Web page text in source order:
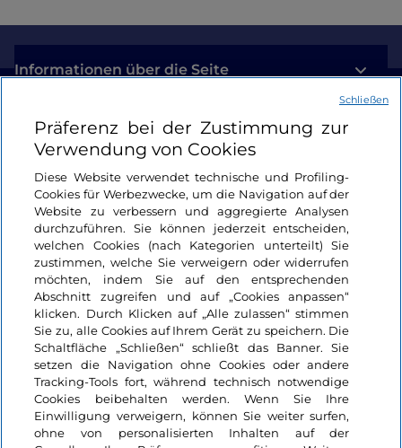
Informationen über die Seite
Nützliche Links
Login
Bleiben wir in Kontakt
Präferenz bei der Zustimmung zur
Verwendung von Cookies
Diese Website verwendet technische und Profiling-
Cookies für Werbezwecke, um die Navigation auf der
Website zu verbessern und aggregierte Analysen
durchzuführen. Sie können jederzeit entscheiden,
welchen Cookies (nach Kategorien unterteilt) Sie
zustimmen, welche Sie verweigern oder widerrufen
möchten, indem Sie auf den entsprechenden
Abschnitt zugreifen und auf „Cookies anpassen“
klicken. Durch Klicken auf „Alle zulassen“ stimmen
Sie zu, alle Cookies auf Ihrem Gerät zu speichern. Die
Schaltfläche „Schließen“ schließt das Banner. Sie
setzen die Navigation ohne Cookies oder andere
Tracking-Tools fort, während technisch notwendige
Cookies beibehalten werden. Wenn Sie Ihre
Einwilligung verweigern, können Sie weiter surfen,
ohne von personalisierten Inhalten auf der
Schließen